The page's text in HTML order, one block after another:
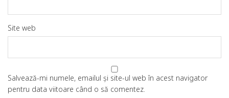
Site web
Salvează-mi numele, emailul și site-ul web în acest navigator
pentru data viitoare când o să comentez.